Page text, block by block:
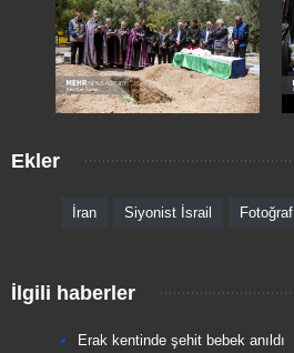
Ekler
İran Siyonist İsrail Fotoğraf
İlgili haberler
Erak kentinde şehit bebek anıldı